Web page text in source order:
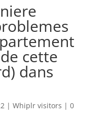
cette
dans
| Whiplr visitors | 0